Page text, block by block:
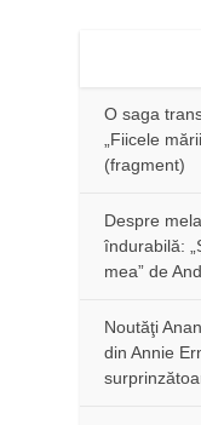
O saga
„Fiicele
(fragment)
Despre
îndurabilă:
mea” de
Noutăţi
din Annie